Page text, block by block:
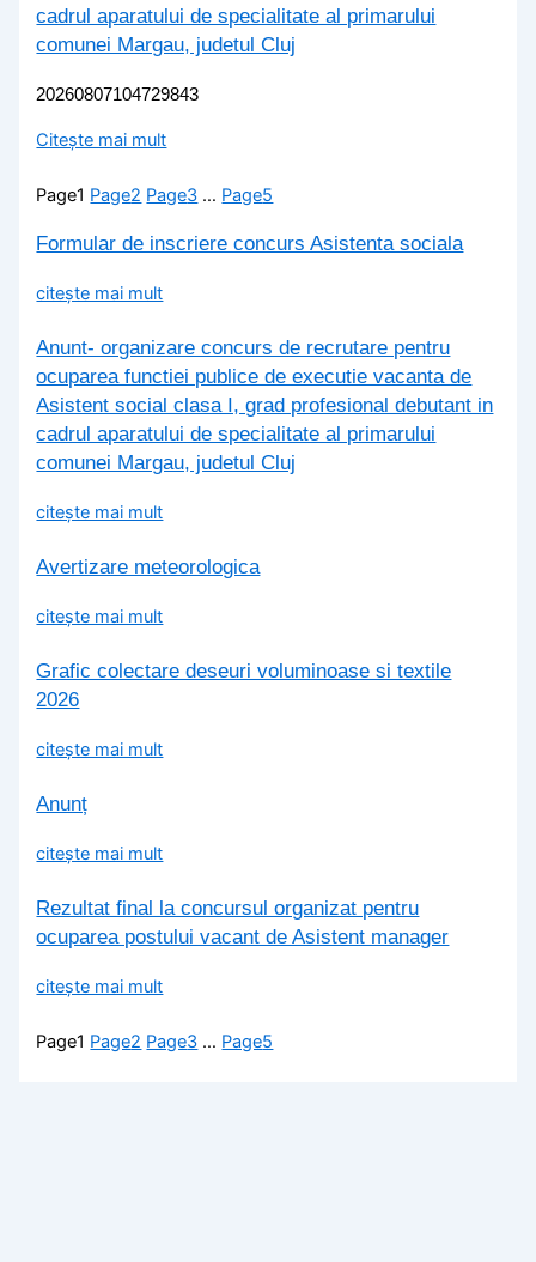
cadrul aparatului de specialitate al primarului
comunei Margau, judetul Cluj
20260807104729843
Citește mai mult
Page1 Page2 Page3 … Page5
Formular de inscriere concurs Asistenta sociala
citește mai mult
Anunt- organizare concurs de recrutare pentru
ocuparea functiei publice de executie vacanta de
Asistent social clasa I, grad profesional debutant in
cadrul aparatului de specialitate al primarului
comunei Margau, judetul Cluj
citește mai mult
Avertizare meteorologica
citește mai mult
Grafic colectare deseuri voluminoase si textile
2026
citește mai mult
Anunț
citește mai mult
Rezultat final la concursul organizat pentru
ocuparea postului vacant de Asistent manager
citește mai mult
Page1 Page2 Page3 … Page5